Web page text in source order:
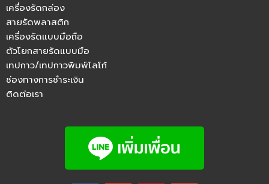
เครื่องรัดกล่อง
สายรัดพลาสติก
เครื่องรัดแบบมือถือ
ตัวโยกสายรัดแบบมือ
เทปกาว/เทปกาวพิมพ์โลโก้
ช่องทางการชำระเงิน
ติดต่อเรา